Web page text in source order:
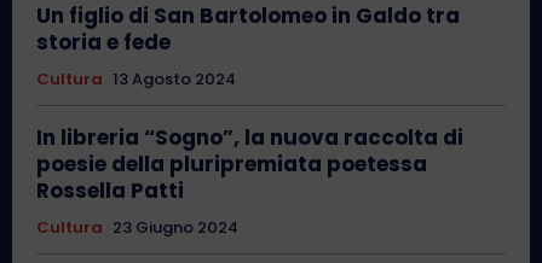
Un figlio di San Bartolomeo in Galdo tra
storia e fede
Cultura 13 Agosto 2024
In libreria “Sogno”, la nuova raccolta di
poesie della pluripremiata poetessa
Rossella Patti
Cultura 23 Giugno 2024